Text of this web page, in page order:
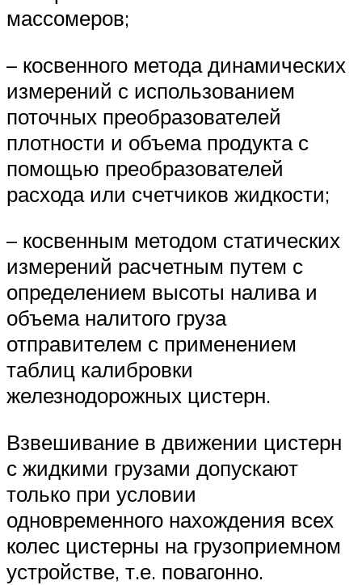
массомеров;
– косвенного метода динамических
измерений с использованием
поточных преобразователей
плотности и объема продукта с
помощью преобразователей
расхода или счетчиков жидкости;
– косвенным методом статических
измерений расчетным путем с
определением высоты налива и
объема налитого груза
отправителем с применением
таблиц калибровки
железнодорожных цистерн.
Взвешивание в движении цистерн
с жидкими грузами допускают
только при условии
одновременного нахождения всех
колес цистерны на грузоприемном
устройстве, т.е. повагонно.